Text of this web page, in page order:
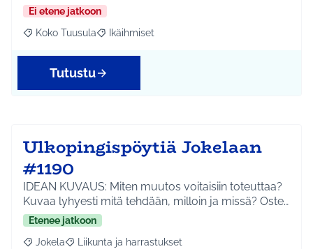
Ei etene jatkoon
Rajaa tulokset aihepiirin mukaan: Koko Tuusula
Koko Tuusula Rajaa tulokset teeman mukaan: Ikäihmiset
Ikäihmiset
Tutustu
Ulkopingispöytiä Jokelaan
#1190
IDEAN KUVAUS: Miten muutos voitaisiin toteuttaa?
Kuvaa lyhyesti mitä tehdään, milloin ja missä? Oste…
Etenee jatkoon
Jokela Liikunta ja harrastukset